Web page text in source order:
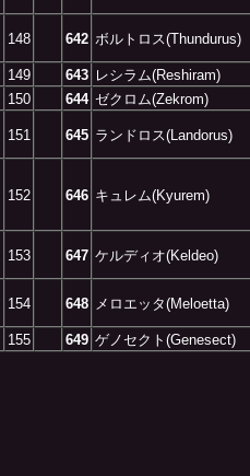
148 642 ボルトロス(Thundurus)
149 643 レシラム(Reshiram)
150
644 ゼクロム(Zekrom)
151 645 ランドロス(Landorus)
152 646 キュレム(Kyurem)
153 647 ケルディオ(Keldeo)
154 648 メロエッタ(Meloetta)
155 649 ゲノセクト(Genesect)